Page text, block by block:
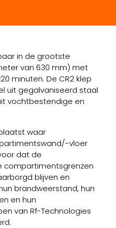
in de grootste
van 630 mm) met
minuten. De CR2 klep
uit gegalvaniseerd staal
vochtbestendige en
waar
vloer
dat de
compartimentsgrenzen
blijven en
brandweerstand, hun
en hun
van Rf-Technologies